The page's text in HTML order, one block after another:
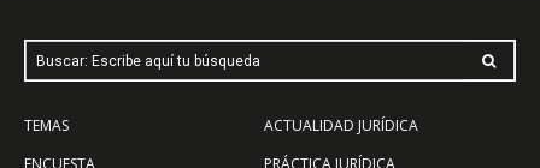
Buscar: Escribe aquí tu búsqueda
TEMAS
ENCUESTA
ACTUALIDAD JURÍDICA
PRÁCTICA JURÍDICA